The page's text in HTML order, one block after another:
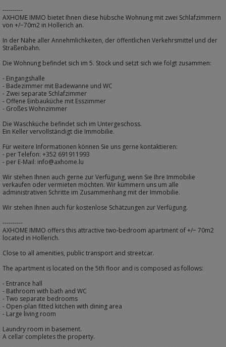
----------
AXHOME IMMO bietet Ihnen diese hübsche Wohnung mit zwei Schlafzimmern
von +/−70m2 in Hollerich an.
In der Nähe aller Annehmlichkeiten, der öffentlichen Verkehrsmittel und der
Straßenbahn.
Die Wohnung befindet sich im 5. Stock und setzt sich wie folgt zusammen:
- Eingangshalle
- Badezimmer mit Badewanne und WC
- Zwei separate Schlafzimmer
- Offene Einbauküche mit Esszimmer
- Großes Wohnzimmer
Die Waschküche befindet sich im Untergeschoss.
Ein Keller vervollständigt die Immobilie.
Für weitere Informationen können Sie uns gerne kontaktieren:
- per Telefon: +352 691911993
- per E-Mail: info@axhome.lu
Wir stehen Ihnen auch gerne zur Verfügung, wenn Sie Ihre Immobilie
verkaufen oder vermieten möchten. Wir kümmern uns um alle
administrativen Schritte im Zusammenhang mit der Immobilie.
Wir stehen Ihnen auch für kostenlose Schätzungen zur Verfügung.
----------
AXHOME IMMO offers this attractive two-bedroom apartment of +/− 70m2
located in Hollerich.
Close to all amenities, public transport and streetcar.
The apartment is located on the 5th floor and is composed as follows:
- Entrance hall
- Bathroom with bath and WC
- Two separate bedrooms
- Open-plan fitted kitchen with dining area
- Large living room
Laundry room in basement.
A cellar completes the property.